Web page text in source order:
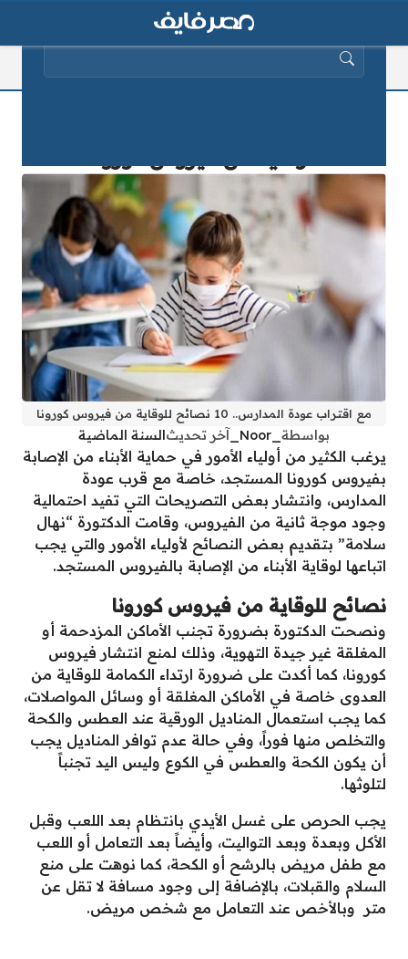
مع اقتراب عودة المدارس.. 10 نصائح للوقاية من فيروس كورونا
بواسطة آخر تحديثالسنة الماضية
يرغب الكثير من أولياء الأمور في حماية الأبناء من الإصابة
بفيروس كورونا المستجد، خاصة مع قرب عودة
المدارس، وانتشار بعض التصريحات التي تفيد احتمالية
وجود موجة ثانية من الفيروس، وقامت الدكتورة “نهال
سلامة” بتقديم بعض النصائح لأولياء الأمور والتي يجب
اتباعها لوقاية الأبناء من الإصابة بالفيروس المستجد.
نصائح للوقاية من فيروس كورونا
ونصحت الدكتورة بضرورة تجنب الأماكن المزدحمة أو
المغلقة غير جيدة التهوية، وذلك لمنع انتشار فيروس
كورونا، كما أكدت على ضرورة ارتداء الكمامة للوقاية من
العدوى خاصة في الأماكن المغلقة أو وسائل المواصلات،
كما يجب استعمال المناديل الورقية عند العطس والكحة
والتخلص منها فوراً، وفي حالة عدم توافر المناديل يجب
أن يكون الكحة والعطس في الكوع وليس اليد تجنباً
لتلوثها.
يجب الحرص على غسل الأيدي بانتظام بعد اللعب وقبل
الأكل وبعدة وبعد التواليت، وأيضاً بعد التعامل أو اللعب
مع طفل مريض بالرشح أو الكحة، كما نوهت على منع
السلام والقبلات، بالإضافة إلى وجود مسافة لا تقل عن
متر وبالأخص عند التعامل مع شخص مريض.
البحث عن: